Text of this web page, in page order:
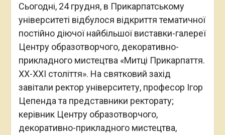
Сьогодні, 24 грудня, в Прикарпатському
університеті відбулося відкриття тематичної
постійно діючої найбільшої виставки-галереї
Центру образотворчого, декоративно-
прикладного мистецтва «Митці Прикарпаття.
XX-XXI століття». На святковий захід
завітали ректор університету, професор Ігор
Цепенда та представники ректорату;
керівник Центру образотворчого,
декоративно-прикладного мистецтва,